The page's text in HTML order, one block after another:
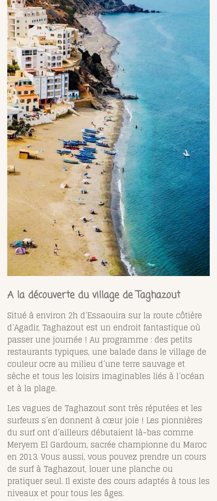
A la découverte du village de Taghazout
Situé à environ 2h d’Essaouira sur la route côtière
d’Agadir, Taghazout est un endroit fantastique où
passer une journée ! Au programme : des petits
restaurants typiques, une balade dans le village de
couleur ocre au milieu d’une terre sauvage et
sèche et tous les loisirs imaginables liés à l’océan
et à la plage.
Les vagues de Taghazout sont très réputées et les
surfeurs s’en donnent à cœur joie ! Les pionnières
du surf ont d’ailleurs débutaient là-bas comme
Meryem El Gardoum, sacrée championne du Maroc
en 2013. Vous aussi, vous pouvez prendre un cours
de surf à Taghazout, louer une planche ou
pratiquer seul. Il existe des cours adaptés à tous les
niveaux et pour tous les âges.